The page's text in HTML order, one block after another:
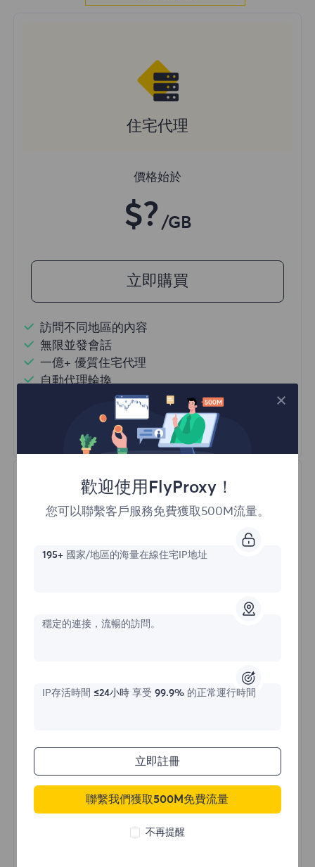
住宅代理
價格始於
$? /GB
立即購買
訪問不同地區的內容
無限並發會話
一億+ 優質住宅代理
自動代理輪換
HTTP(S)/SOCKS5
瞭解更多
價格始於
不限流量使用
無限使用IP
歡迎使用FlyProxy！
您可以聯繫客戶服務免費獲取500M流量。
195+國家/地區的海量在線住宅IP地址
穩定的連接，流暢的訪問。
IP存活時間 ≤24小時享受 99.9%的正常運行時間
立即註冊
聯繫我們獲取500M免費流量
不再提醒